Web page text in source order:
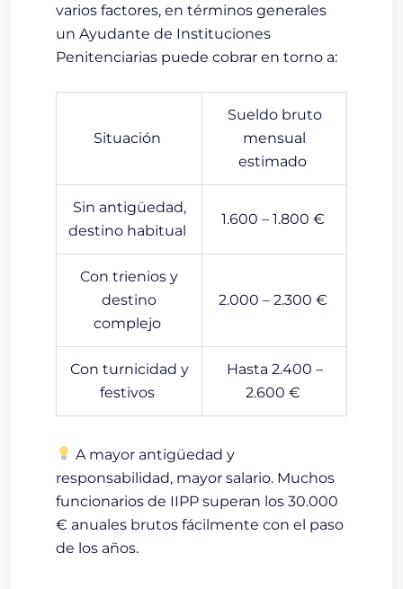
varios factores, en términos generales
un Ayudante de Instituciones
Penitenciarias puede cobrar en torno a:
Situación
Sueldo bruto
mensual
estimado
Sin antigüedad,
destino habitual
1.600 – 1.800 €
Con trienios y
destino
complejo
2.000 – 2.300 €
Con turnicidad y
festivos
Hasta 2.400 –
2.600 €
A mayor antigüedad y
responsabilidad, mayor salario. Muchos
funcionarios de IIPP superan los 30.000
€ anuales brutos fácilmente con el paso
de los años.